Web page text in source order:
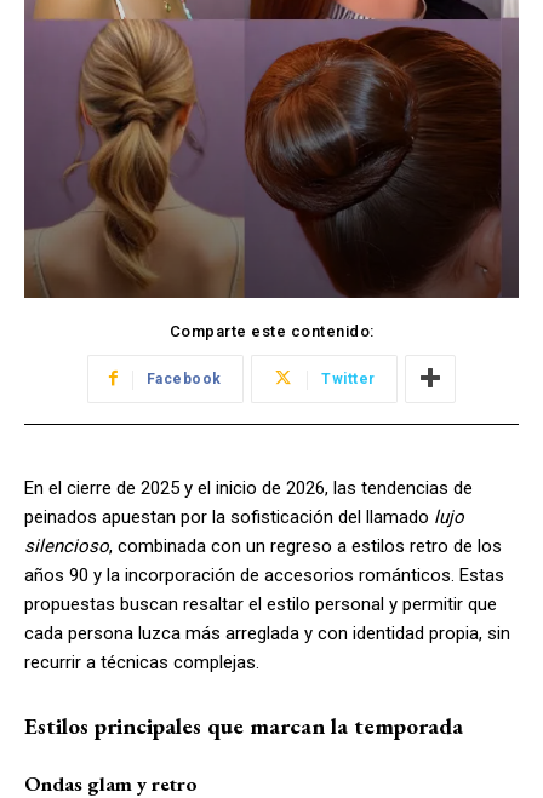
Comparte este contenido:
Facebook Twitter
En el cierre de 2025 y el inicio de 2026, las tendencias de
peinados apuestan por la sofisticación del llamado lujo
silencioso, combinada con un regreso a estilos retro de los
años 90 y la incorporación de accesorios románticos. Estas
propuestas buscan resaltar el estilo personal y permitir que
cada persona luzca más arreglada y con identidad propia, sin
recurrir a técnicas complejas.
Estilos principales que marcan la temporada
Ondas glam y retro